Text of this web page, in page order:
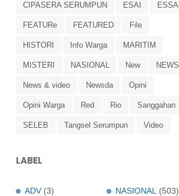
CIPASERA SERUMPUN ESAI ESSAI
FEATURe FEATURED File
HISTORI Info Warga MARITIM
MISTERI NASIONAL New NEWS
News & video Newsda Opini
Opini Warga Red Rio Sanggahan
SELEB Tangsel Serumpun Video
LABEL
ADV (3)
NASIONAL
(503)